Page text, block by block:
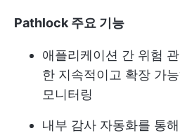
Pathlock 주요 기능
애플리케이션 간 위험
한 지속적이고 확장 가
모니터링
내부 감사 자동화를 통